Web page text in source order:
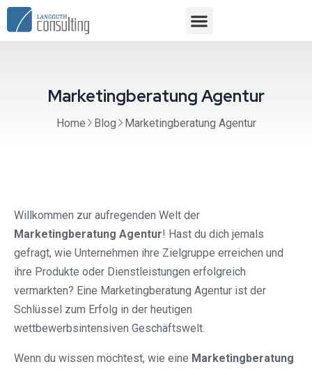
Marketingberatung Agentur
Home Blog Marketingberatung Agentur
Willkommen zur aufregenden Welt der
Marketingberatung Agentur! Hast du dich jemals
gefragt, wie Unternehmen ihre Zielgruppe erreichen und
ihre Produkte oder Dienstleistungen erfolgreich
vermarkten? Eine Marketingberatung Agentur ist der
Schlüssel zum Erfolg in der heutigen
wettbewerbsintensiven Geschäftswelt.
Wenn du wissen möchtest, wie eine Marketingberatung